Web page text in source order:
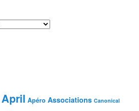
April Apéro Associations Canonical